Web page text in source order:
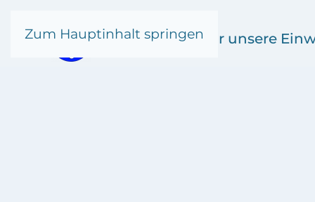
Zum Hauptinhalt springen
Kronsgaard für unsere